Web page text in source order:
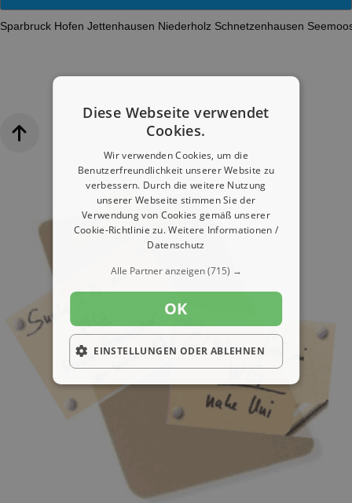
Sparbruck Hofen Jettenhausen Niederholz Schnetzenhausen
Diese Webseite verwendet
Cookies.
Wir verwenden Cookies, um die
Benutzerfreundlichkeit unserer Website zu
verbessern. Durch die weitere Nutzung
unserer Webseite stimmen Sie der
Verwendung von Cookies gemäß unserer
Cookie-Richtlinie zu.Weitere Informationen /
Datenschutz
Alle Partner anzeigen(715) →
OK
EINSTELLUNGEN ODER ABLEHNEN